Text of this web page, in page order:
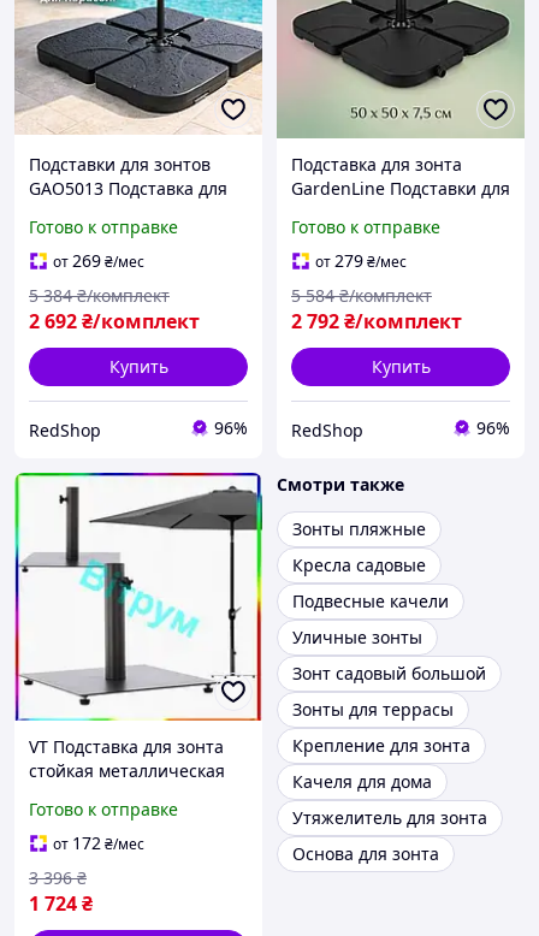
Подставки для зонтов
GAO5013 Подставка для
Подставки для садовых
зонтов Основа для зонта
Готово к отправке
от269₴/мес
2 692₴/комплект
5 384 ₴/комплект
Купить
RedShop 96%
Подставка для зонта
GardenLine Подставки для
Подставки для зонтов
GAO5013 Основа для
садового зонта
Готово к отправке
от279₴/мес
2 792₴/комплект
5 584 ₴/комплект
Купить
RedShop 96%
VT Подставка для зонта
стойкая металлическая
террасы VITRU MUX VITR-
02
Готово к отправке
от 172₴/мес
1 724₴
3 396 ₴
Смотри также
Зонты пляжные
Кресла садовые
Подвесные качели
Уличные зонты
Зонт садовый большой
Зонты для террасы
Крепление для зонта
Качеля для дома
Утяжелитель для зонта
Основа для зонта